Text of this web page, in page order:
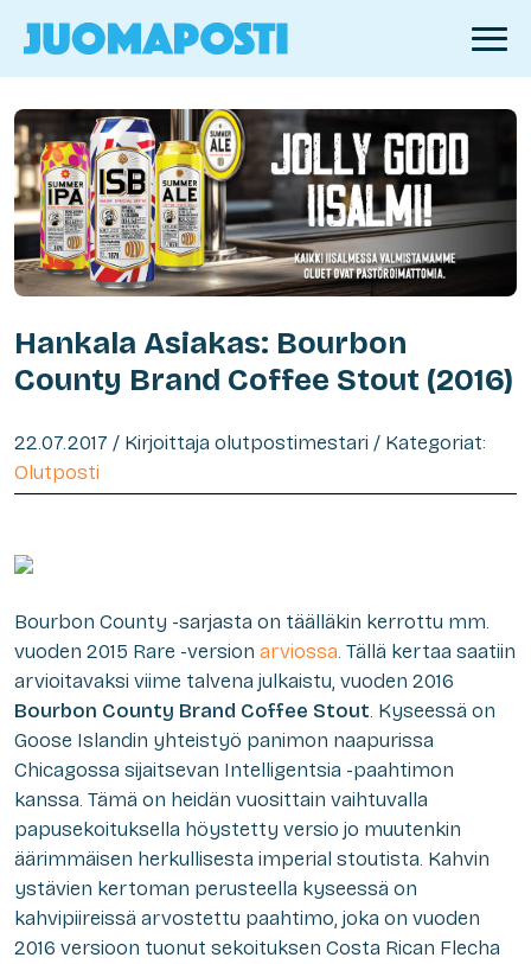
Hankala Asiakas: Bourbon
County Brand Coffee Stout (2016)
22.07.2017 / Kirjoittaja olutpostimestari / Kategoriat:
Olutposti
Bourbon County -sarjasta on täälläkin kerrottu mm.
vuoden 2015 Rare -version arviossa. Tällä kertaa saatiin
arvioitavaksi viime talvena julkaistu, vuoden 2016
Bourbon County Brand Coffee Stout. Kyseessä on
Goose Islandin yhteistyö panimon naapurissa
Chicagossa sijaitsevan Intelligentsia -paahtimon
kanssa. Tämä on heidän vuosittain vaihtuvalla
papusekoituksella höystetty versio jo muutenkin
äärimmäisen herkullisesta imperial stoutista. Kahvin
ystävien kertoman perusteella kyseessä on
kahvipiireissä arvostettu paahtimo, joka on vuoden
2016 versioon tuonut sekoituksen Costa Rican Flecha